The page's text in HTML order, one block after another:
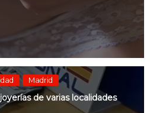
Madrid
de varias localidades